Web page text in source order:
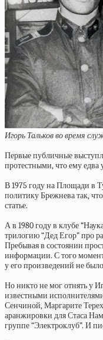
Игорь Тальков во время
Первые публичные
протестными, что ему едва
В 1975 году на Площади в
политику Брежнева так,
статье.
А в 1980 году в клубе
трилогию “Дед Егор” про
Пребывая в состоянии
информации. С того
у его произведений не
Но никто не мог отнять у
известными
Сенчиной, Маргарите
аранжировки для Стаса
группе “Электроклуб”. И